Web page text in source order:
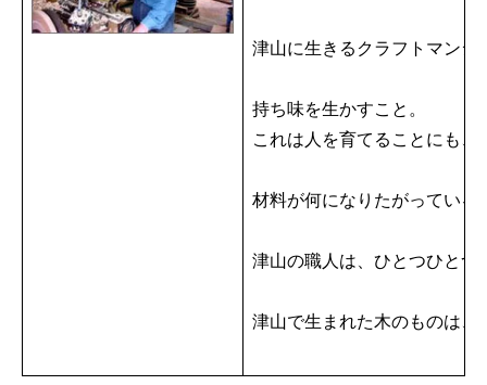
津山に生きるクラフトマンシ
持ち味を生かすこと。
これは人を育てることにも
材料が何になりたがっている
津山の職人は、ひとつひとつ
津山で生まれた木のものは、